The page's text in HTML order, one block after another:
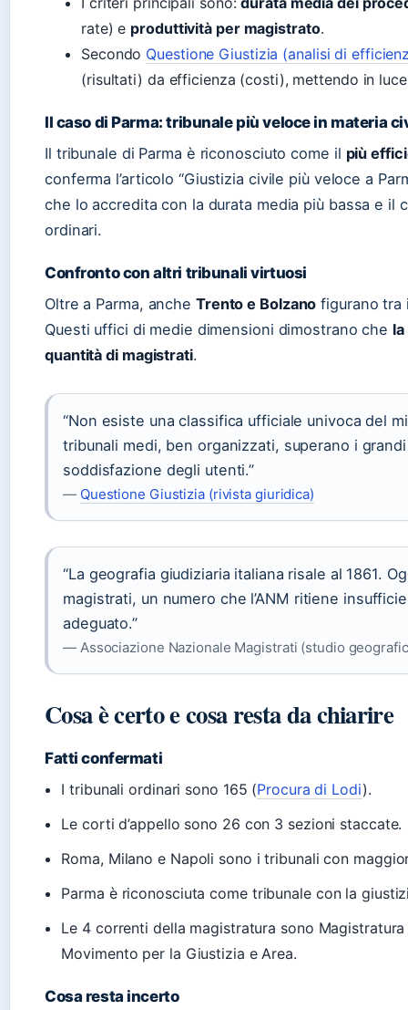
rate) e produttività per magistrato.
Secondo Questione Giustizia (analisi di
(risultati) da efficienza (costi), mettendo in
Il caso di Parma: tribunale più veloce in materia
Il tribunale di Parma è riconosciuto come il più
conferma l’articolo “Giustizia civile più veloce a
che lo accredita con la durata media più bassa e il
ordinari.
Confronto con altri tribunali virtuosi
Oltre a Parma, anche Trento e Bolzano figurano tra
Questi uffici di medie dimensioni dimostrano che
quantità di magistrati.
“Non esiste una classifica ufficiale univoca del
tribunali medi, ben organizzati, superano i
soddisfazione degli utenti.”
— Questione Giustizia (rivista giuridica)
“La geografia giudiziaria italiana risale al 1861.
magistrati, un numero che l’ANM ritiene
adeguato.”
— Associazione Nazionale Magistrati (studio
Cosa è certo e cosa resta da chiarire
Fatti confermati
I tribunali ordinari sono 165 (Procura di Lodi).
Le corti d’appello sono 26 con 3 sezioni staccate.
Roma, Milano e Napoli sono i tribunali con
Parma è riconosciuta come tribunale con la
Le 4 correnti della magistratura sono
Movimento per la Giustizia e Area.
Cosa resta incerto